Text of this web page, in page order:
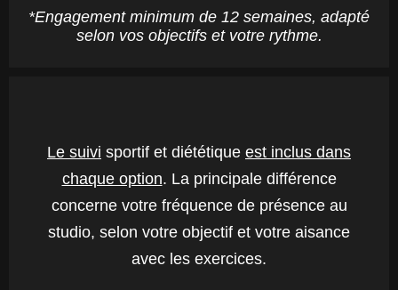
*Engagement minimum de 12 semaines, adapté
selon vos objectifs et votre rythme.
Le suivi sportif et diététique est inclus dans
chaque option. La principale différence
concerne votre fréquence de présence au
studio, selon votre objectif et votre aisance
avec les exercices.